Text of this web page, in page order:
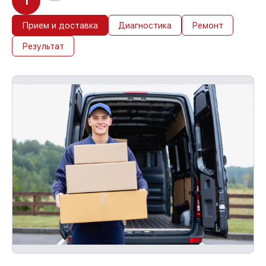
Прием и доставка Диагностика Ремонт
Результат